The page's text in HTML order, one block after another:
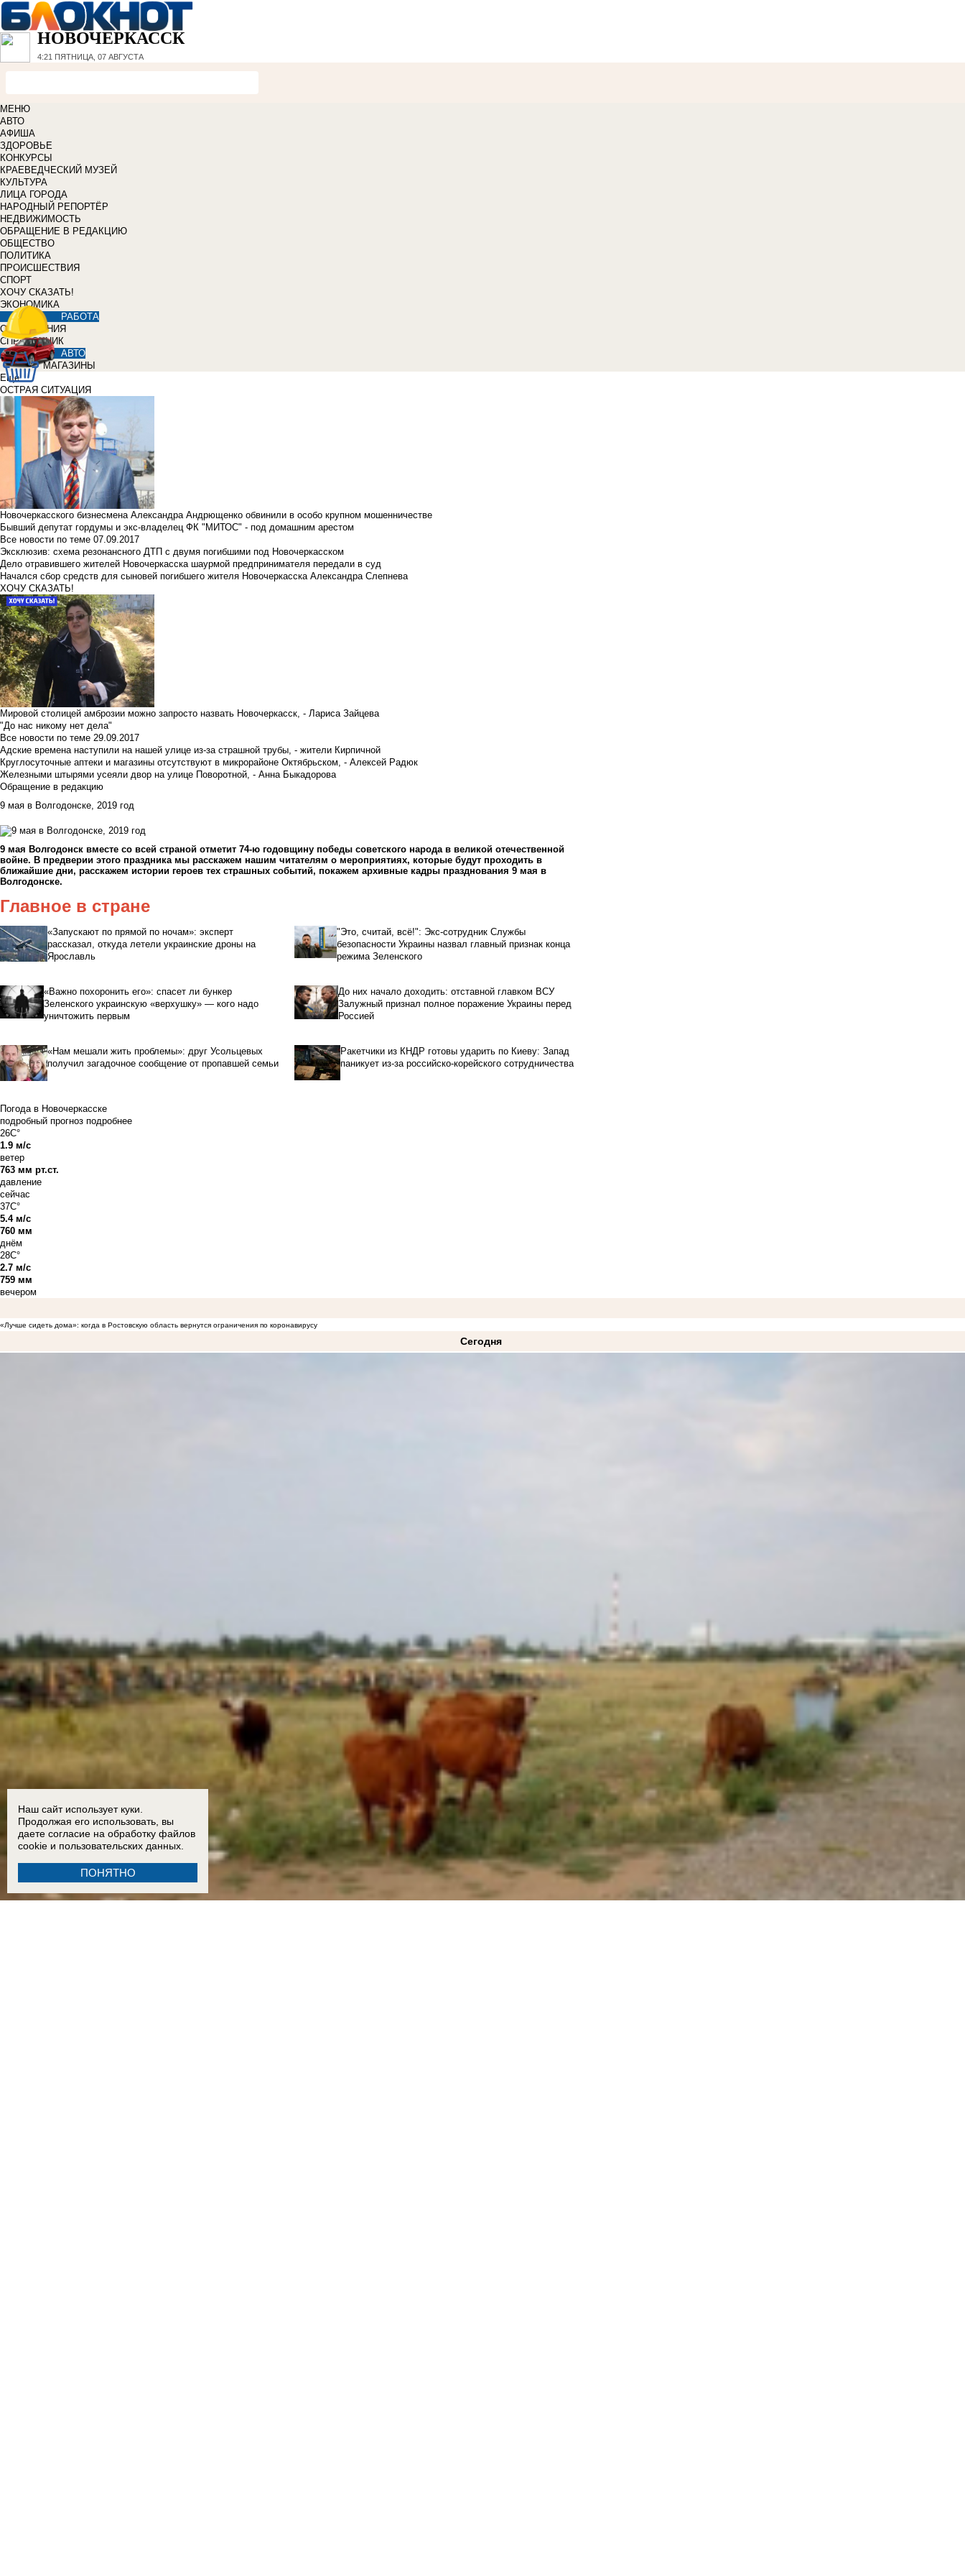
НОВОЧЕРКАССК
4:21 ПЯТНИЦА, 07 АВГУСТА
МЕНЮ
АВТО
АФИША
ЗДОРОВЬЕ
КОНКУРСЫ
КРАЕВЕДЧЕСКИЙ МУЗЕЙ
КУЛЬТУРА
ЛИЦА ГОРОДА
НАРОДНЫЙ РЕПОРТЁР
НЕДВИЖИМОСТЬ
ОБРАЩЕНИЕ В РЕДАКЦИЮ
ОБЩЕСТВО
ПОЛИТИКА
ПРОИСШЕСТВИЯ
СПОРТ
ХОЧУ СКАЗАТЬ!
ЭКОНОМИКА
РАБОТА
ОБЪЯВЛЕНИЯ
СПРАВОЧНИК
АВТО
МАГАЗИНЫ
Еще
ОСТРАЯ СИТУАЦИЯ
Новочеркасского бизнесмена Александра Андрющенко обвинили в особо крупном мошенничестве
Бывший депутат гордумы и экс-владелец ФК "МИТОС" - под домашним арестом
Все новости по теме 07.09.2017
Эксклюзив: схема резонансного ДТП с двумя погибшими под Новочеркасском
Дело отравившего жителей Новочеркасска шаурмой предпринимателя передали в суд
Начался сбор средств для сыновей погибшего жителя Новочеркасска Александра Слепнева
ХОЧУ СКАЗАТЬ!
Мировой столицей амброзии можно запросто назвать Новочеркасск, - Лариса Зайцева
"До нас никому нет дела"
Все новости по теме 29.09.2017
Адские времена наступили на нашей улице из-за страшной трубы, - жители Кирпичной
Круглосуточные аптеки и магазины отсутствуют в микрорайоне Октябрьском, - Алексей Радюк
Железными штырями усеяли двор на улице Поворотной, - Анна Быкадорова
Обращение в редакцию
9 мая в Волгодонске, 2019 год
9 мая Волгодонск вместе со всей страной отметит 74-ю годовщину победы советского народа в великой отечественной
войне. В предверии этого праздника мы расскажем нашим читателям о мероприятиях, которые будут проходить в
ближайшие дни, расскажем истории героев тех страшных событий, покажем архивные кадры празднования 9 мая в
Волгодонске.
Главное в стране
«Запускают по прямой по ночам»: эксперт
рассказал, откуда летели украинские дроны на
Ярославль
"Это, считай, всё!": Экс-сотрудник Службы
безопасности Украины назвал главный признак конца
режима Зеленского
«Важно похоронить его»: спасет ли бункер
Зеленского украинскую «верхушку» — кого надо
уничтожить первым
До них начало доходить: отставной главком ВСУ
Залужный признал полное поражение Украины перед
Россией
«Нам мешали жить проблемы»: друг Усольцевых
получил загадочное сообщение от пропавшей семьи
Ракетчики из КНДР готовы ударить по Киеву: Запад
паникует из-за российско-корейского сотрудничества
Погода в Новочеркасске
подробный прогноз подробнее
26C°
1.9 м/с
ветер
763 мм рт.ст.
давление
сейчас
37C°
5.4 м/с
760 мм
днём
28C°
2.7 м/с
759 мм
вечером
«Лучше сидеть дома»: когда в Ростовскую область вернутся ограничения по коронавирусу
Сегодня
Наш сайт использует куки.
Продолжая его использовать, вы
даете согласие на обработку файлов
cookie и пользовательских данных.
ПОНЯТНО